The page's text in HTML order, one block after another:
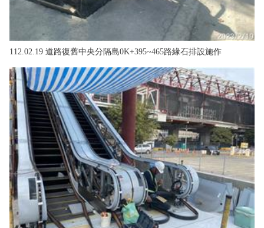
112.02.19 道路復舊中央分隔島0K+395~465路緣石排設施作